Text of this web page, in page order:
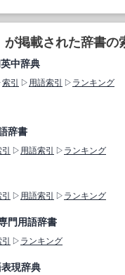
が掲載された辞書の
中辞典
索引 用語索引
ランキング
辞書
用語索引 ランキング
用語索引 ランキング
門用語辞書
ランキング
現辞典